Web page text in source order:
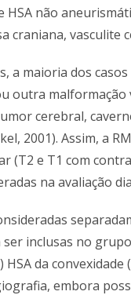
não
vasculite
a maioria dos
outra malformação
cerebral,
2001). Assim, a
(T2 e T1 com
na avaliação
inclusas no
da
embora